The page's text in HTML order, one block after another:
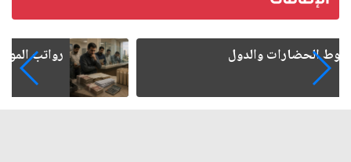
رواتب الموظفين على صفيح ساخن